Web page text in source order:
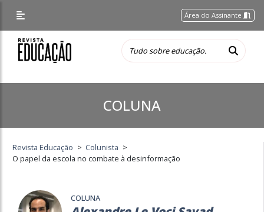
Área do Assinante
COLUNA
Revista Educação > Colunista >
O papel da escola no combate à desinformação
COLUNA